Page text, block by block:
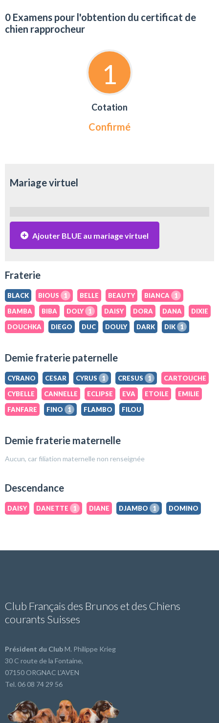
0 Examens pour l'obtention du certificat de
chien rapprocheur
1
Cotation
Confirmé
Mariage virtuel
Ajouter BLUE au mariage virtuel
Fraterie
BLACK BIOUS 1 BELLE BEAUTY BIANCA
1
BAMBA
BIBA DOLY 1 DAISY DORA DANA
DIXIE
DOUCHKA
DIEGO DUC DOULY DARK DIK 1
Demie fraterie paternelle
CYRANO CESAR CYRUS 1 CRESUS 1
CARTOUCHE
CYBELLE
CANNELLE ECLIPSE EVA ETOILE
EMILIE
FANFARE
FINO 1 FLAMBO FILOU
Demie fraterie maternelle
Aucun, car filiation maternelle non renseignée
Descendance
DAISY DANETTE 1 DIANE DJAMBO 1 DOMINO
Club Français des Brunos et des Chiens
courants Suisses
Président du ClubM. Philippe Krieg
30 C route de la Fontaine,
07150 ORGNAC L'AVEN
Tel. 06 08 74 29 56